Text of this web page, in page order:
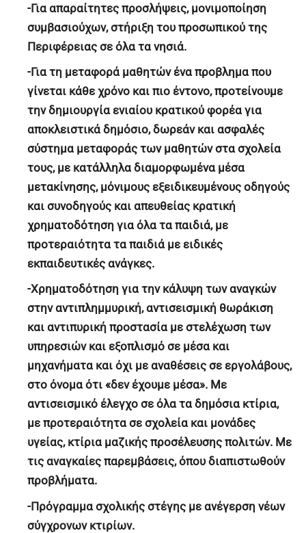
-Για απαραίτητες προσλήψεις, μονιμοποίηση
συμβασιούχων, στήριξη του προσωπικού της
Περιφέρειας σε όλα τα νησιά.
-Για τη μεταφορά μαθητών ένα προβλημα που
γίνεται κάθε χρόνο και πιο έντονο, προτείνουμε
την δημιουργία ενιαίου κρατικού φορέα για
αποκλειστικά δημόσιο, δωρεάν και ασφαλές
σύστημα μεταφοράς των μαθητών στα σχολεία
τους, με κατάλληλα διαμορφωμένα μέσα
μετακίνησης, μόνιμους εξειδικευμένους οδηγούς
και συνοδηγούς και απευθείας κρατική
χρηματοδότηση για όλα τα παιδιά, με
προτεραιότητα τα παιδιά με ειδικές
εκπαιδευτικές ανάγκες.
-Χρηματοδότηση για την κάλυψη των αναγκών
στην αντιπλημμυρική, αντισεισμική θωράκιση
και αντιπυρική προστασία με στελέχωση των
υπηρεσιών και εξοπλισμό σε μέσα και
μηχανήματα και όχι με αναθέσεις σε εργολάβους,
στο όνομα ότι «δεν έχουμε μέσα». Με
αντισεισμικό έλεγχο σε όλα τα δημόσια κτίρια,
με προτεραιότητα σε σχολεία και μονάδες
υγείας, κτίρια μαζικής προσέλευσης πολιτών. Με
τις αναγκαίες παρεμβάσεις, όπου διαπιστωθούν
προβλήματα.
-Πρόγραμμα σχολικής στέγης με ανέγερση νέων
σύγχρονων κτιρίων.